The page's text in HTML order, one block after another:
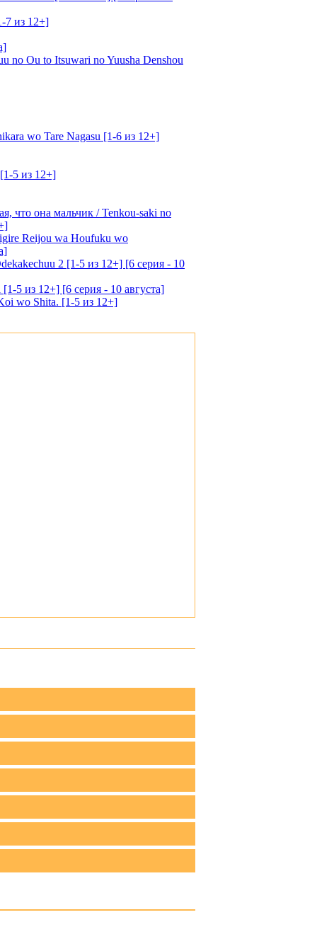
7 из 12+]
no Ou to Itsuwari no Yuusha Denshou
wo Tare Nagasu [1-6 из 12+]
5 из 12+]
что она мальчик / Tenkou-saki no
Reijou wa Houfuku wo
2 [1-5 из 12+] [6 серия - 10
5 из 12+] [6 серия - 10 августа]
wo Shita. [1-5 из 12+]